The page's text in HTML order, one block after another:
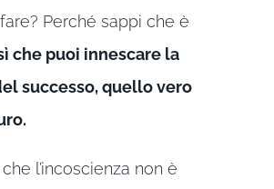
Perché sappi che è
che puoi innescare la
successo, quello vero
l’incoscienza non è